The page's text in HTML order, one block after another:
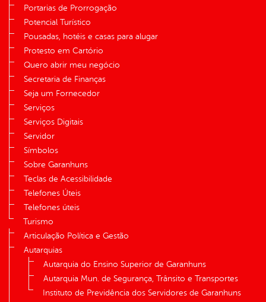
Portarias de Prorrogação
Potencial Turístico
Pousadas, hotéis e casas para alugar
Protesto em Cartório
Quero abrir meu negócio
Secretaria de Finanças
Seja um Fornecedor
Serviços
Serviços Digitais
Servidor
Símbolos
Sobre Garanhuns
Teclas de Acessibilidade
Telefones Úteis
Telefones úteis
Turismo
Articulação Política e Gestão
Autarquias
Autarquia do Ensino Superior de Garanhuns
Autarquia Mun. de Segurança, Trânsito e Transportes
Instituto de Previdência dos Servidores de Garanhuns